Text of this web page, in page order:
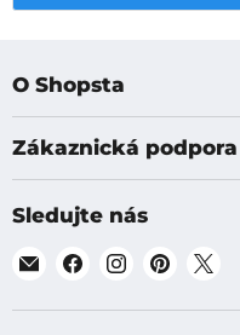
O Shopsta
Zákaznická podpora
Sledujte nás
Najděte
na
Najděte
na
Najděte
na
Najděte
na
na